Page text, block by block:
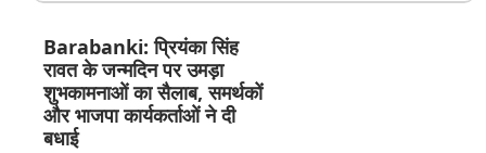
Barabanki: प्रियंका सिंह
रावत के जन्मदिन पर उमड़ा
शुभकामनाओं का सैलाब, समर्थकों
और भाजपा कार्यकर्ताओं ने दी
बधाई